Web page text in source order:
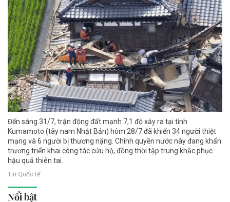
Đến sáng 31/7, trận động đất mạnh 7,1 độ xảy ra tại tỉnh
Kumamoto (tây nam Nhật Bản) hôm 28/7 đã khiến 34 người thiệt
mạng và 6 người bị thương nặng. Chính quyền nước này đang khẩn
trương triển khai công tác cứu hộ, đồng thời tập trung khắc phục
hậu quả thiên tai.
Tin Quốc tế
Nổi bật